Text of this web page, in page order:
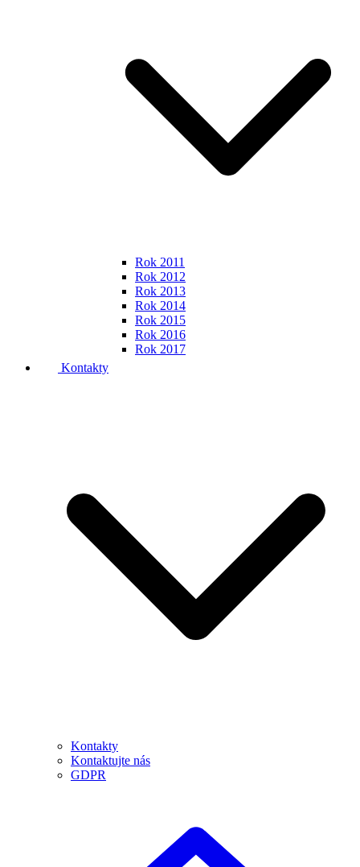
Rok 2011
Rok 2012
Rok 2013
Rok 2014
Rok 2015
Rok 2016
Rok 2017
Kontakty
Kontakty
Kontaktujte nás
GDPR